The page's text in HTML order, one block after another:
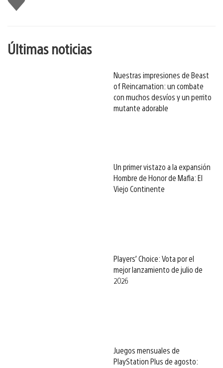
gusta
esto
Últimas noticias
Nuestras impresiones de Beast
of Reincarnation: un combate
con muchos desvíos y un perrito
mutante adorable
Un primer vistazo a la expansión
Hombre de Honor de Mafia: El
Viejo Continente
Players’ Choice: Vota por el
mejor lanzamiento de julio de
2026
Juegos mensuales de
PlayStation Plus de agosto: